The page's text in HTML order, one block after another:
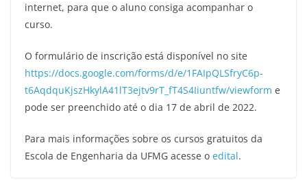
internet, para que o aluno consiga acompanhar o
curso.
O formulário de inscrição está disponível no site
https://docs.google.com/forms/d/e/1FAIpQLSfryC6p-
t6AqdquKjszHkylA41lT3ejtv9rT_fT4S4Iiuntfw/viewform e
pode ser preenchido até o dia 17 de abril de 2022.
Para mais informações sobre os cursos gratuitos da
Escola de Engenharia da UFMG acesse o edital.